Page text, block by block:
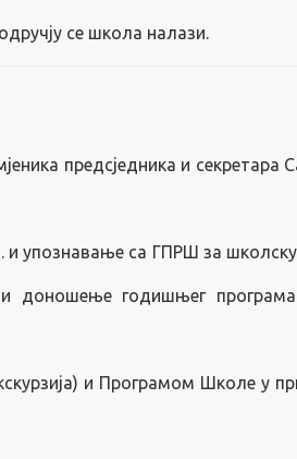
се школа налази.
предсједника и секретара
и упознавање са ГПРШ за
доношење годишњег
и Програмом Школе у